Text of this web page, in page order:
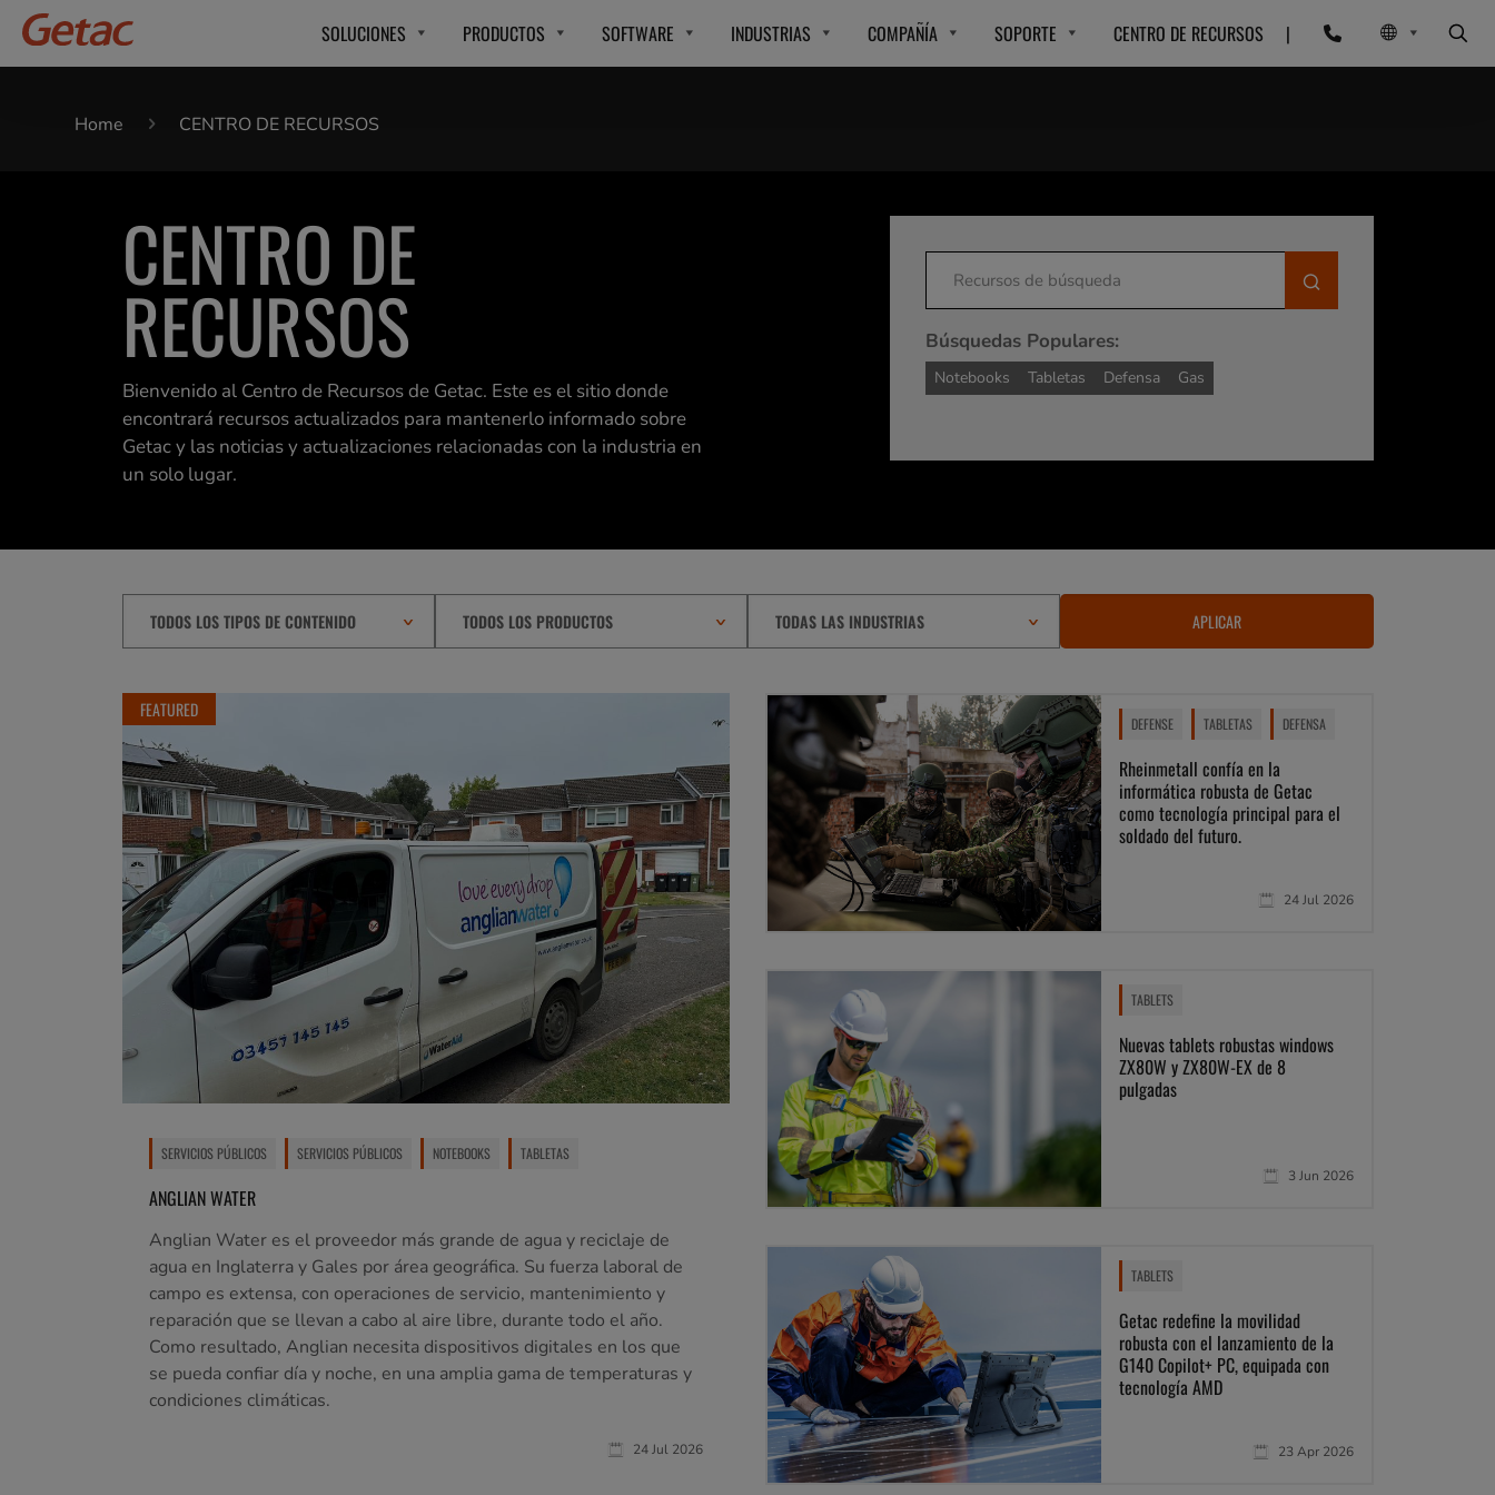
SOLUCIONES PRODUCTOS SOFTWARE INDUSTRIAS COMPAÑÍA SOPORTE CENTRO DE RECURSOS |
Home CENTRO DE RECURSOS
CENTRO DE
RECURSOS
Bienvenido al Centro de Recursos de Getac. Este es el sitio donde
encontrará recursos actualizados para mantenerlo informado sobre
Getac y las noticias y actualizaciones relacionadas con la industria en
un solo lugar.
Submit
Búsquedas Populares:
Notebooks Tabletas Defensa Gas
TODOS LOS TIPOS DE CONTENIDO TODOS LOS PRODUCTOS TODAS LAS INDUSTRIAS APLICAR
FEATURED
SERVICIOS PÚBLICOS SERVICIOS PÚBLICOS NOTEBOOKS TABLETAS
ANGLIAN WATER
Anglian Water es el proveedor más grande de agua y reciclaje de
agua en Inglaterra y Gales por área geográfica. Su fuerza laboral de
campo es extensa, con operaciones de servicio, mantenimiento y
reparación que se llevan a cabo al aire libre, durante todo el año.
Como resultado, Anglian necesita dispositivos digitales en los que
se pueda confiar día y noche, en una amplia gama de temperaturas y
condiciones climáticas.
24 Jul 2026
DEFENSE TABLETAS DEFENSA
Rheinmetall confía en la
informática robusta de Getac
como tecnología principal para el
soldado del futuro.
24 Jul 2026
TABLETS
Nuevas tablets robustas windows
ZX80W y ZX80W-EX de 8
pulgadas
3 Jun 2026
TABLETS
Getac redefine la movilidad
robusta con el lanzamiento de la
G140 Copilot+ PC, equipada con
tecnología AMD
23 Apr 2026